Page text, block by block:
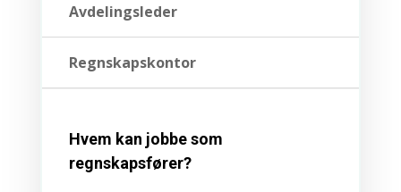
Avdelingsleder
Regnskapskontor
Hvem kan jobbe som
regnskapsfører?